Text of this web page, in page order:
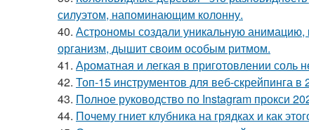
силуэтом, напоминающим колонну.
40. Астрономы создали уникальную анимацию,
организм, дышит своим особым ритмом.
41. Ароматная и легкая в приготовлении соль
42. Топ-15 инструментов для веб-скрейпинга в
43. Полное руководство по Instagram прокси
44. Почему гниет клубника на грядках и как